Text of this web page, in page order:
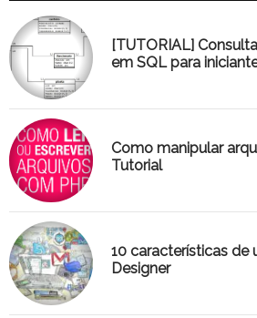
[TUTORIAL]
em SQL para
Como manipular
Tutorial
10 características de
Designer